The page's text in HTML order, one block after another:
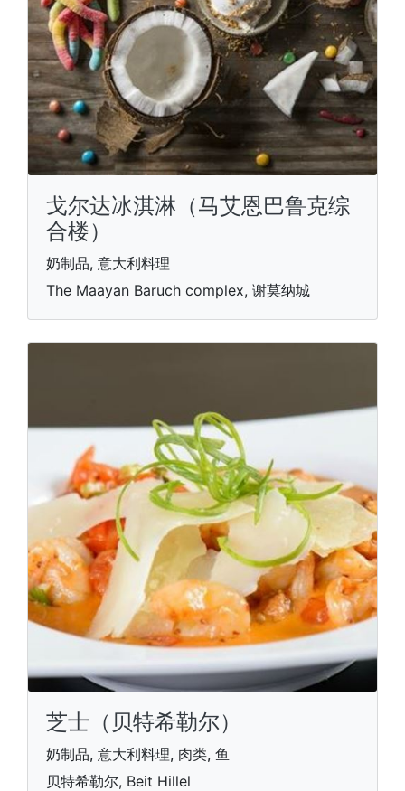
戈尔达冰淇淋（马艾恩巴鲁克综
合楼）
奶制品, 意大利料理
The Maayan Baruch complex, 谢莫纳城
芝士（贝特希勒尔）
奶制品, 意大利料理, 肉类, 鱼
贝特希勒尔, Beit Hillel